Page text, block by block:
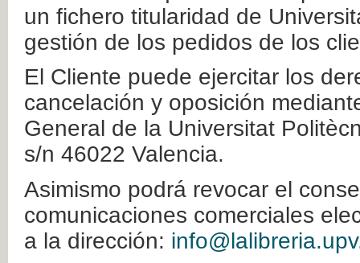
un fichero titularidad de
gestión de los pedidos de los
El Cliente puede ejercitar los
cancelación y oposición
General de la Universitat
s/n 46022 Valencia.
Asimismo podrá revocar el
comunicaciones comerciales
a la dirección: